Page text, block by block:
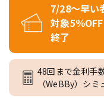
7/28～早い
対象5％
終了
48回まで金利手
（WeBBy）シ